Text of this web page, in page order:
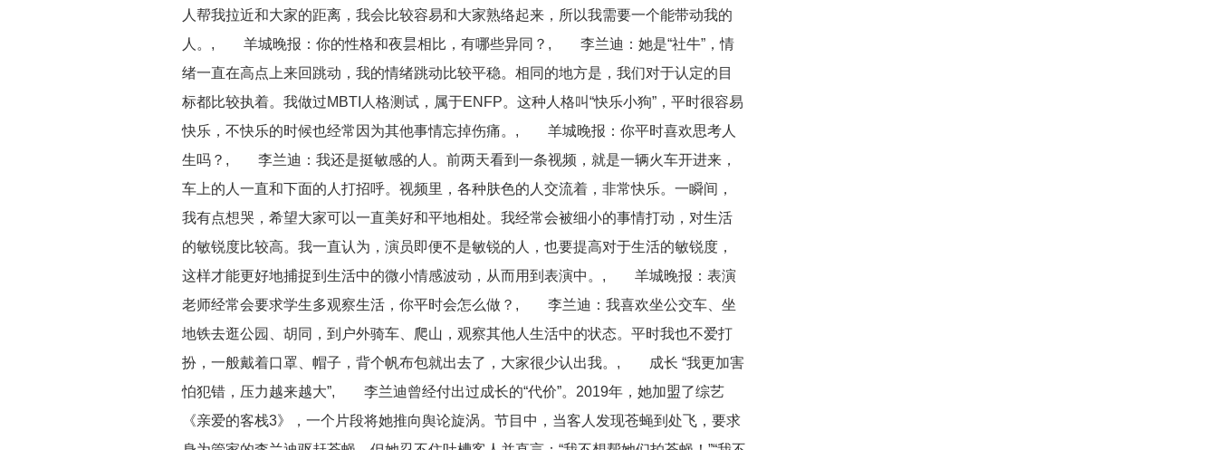
人帮我拉近和大家的距离，我会比较容易和大家熟络起来，所以我需要一个能带动我的
人。, 羊城晚报：你的性格和夜昙相比，有哪些异同？, 李兰迪：她是“社牛”，情
绪一直在高点上来回跳动，我的情绪跳动比较平稳。相同的地方是，我们对于认定的目
标都比较执着。我做过MBTI人格测试，属于ENFP。这种人格叫“快乐小狗”，平时很容易
快乐，不快乐的时候也经常因为其他事情忘掉伤痛。, 羊城晚报：你平时喜欢思考人
生吗？, 李兰迪：我还是挺敏感的人。前两天看到一条视频，就是一辆火车开进来，
车上的人一直和下面的人打招呼。视频里，各种肤色的人交流着，非常快乐。一瞬间，
我有点想哭，希望大家可以一直美好和平地相处。我经常会被细小的事情打动，对生活
的敏锐度比较高。我一直认为，演员即便不是敏锐的人，也要提高对于生活的敏锐度，
这样才能更好地捕捉到生活中的微小情感波动，从而用到表演中。, 羊城晚报：表演
老师经常会要求学生多观察生活，你平时会怎么做？, 李兰迪：我喜欢坐公交车、坐
地铁去逛公园、胡同，到户外骑车、爬山，观察其他人生活中的状态。平时我也不爱打
扮，一般戴着口罩、帽子，背个帆布包就出去了，大家很少认出我。, 成长 “我更加害
怕犯错，压力越来越大”, 李兰迪曾经付出过成长的“代价”。2019年，她加盟了综艺
《亲爱的客栈3》，一个片段将她推向舆论旋涡。节目中，当客人发现苍蝇到处飞，要求